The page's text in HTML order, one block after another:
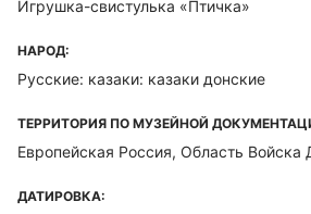
Игрушка-свистулька «Птичка»
НАРОД:
Русские: казаки: казаки донские
ТЕРРИТОРИЯ ПО МУЗЕЙНОЙ
Европейская Россия, Область Войска
ДАТИРОВКА: